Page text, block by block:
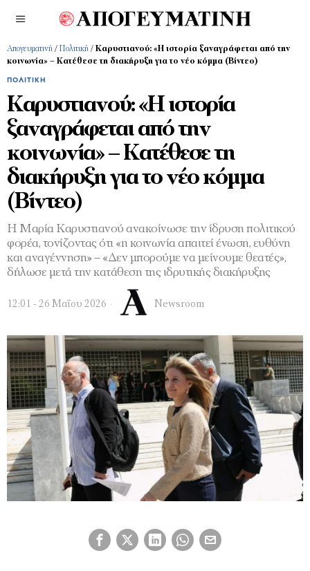
Απογευματινή / Πολιτική / Καρυστιανού: «Η ιστορία ξαναγράφεται από την
κοινωνία» – Κατέθεσε τη διακήρυξη για το νέο κόμμα (Bίντεο)
ΠΟΛΙΤΙΚΉ
Καρυστιανού: «Η ιστορία
ξαναγράφεται από την
κοινωνία» – Κατέθεσε τη
διακήρυξη για το νέο κόμμα
(Bίντεο)
Η Μαρία Καρυστιανού ανακοίνωσε την ίδρυση πολιτικού
φορέα, τονίζοντας ότι «η κοινωνία απαιτεί ένωση, ευθύνη
και αναγέννηση» – «Δεν μπορούμε να μείνουμε θεατές»,
δήλωσε μετά την κατάθεση της ιδρυτικής διακήρυξης
12:01 - 26 Μαΐου 2026 Newsroom